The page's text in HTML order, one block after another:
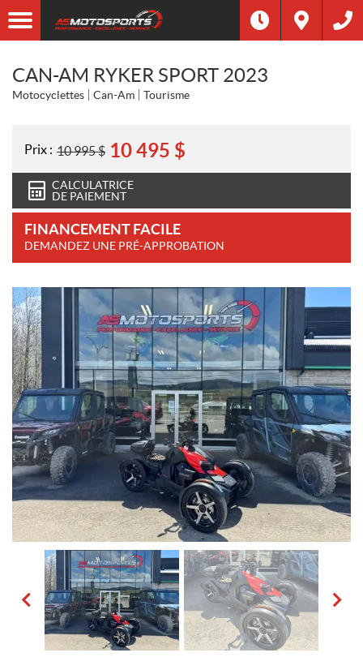
CAN-AM RYKER SPORT 2023
Motocyclettes Can-Am Tourisme
Prix : 10 995$ 10 495 $
CALCULATRICE
DE PAIEMENT
FINANCEMENT FACILE
DEMANDEZ UNE PRÉ-APPROBATION